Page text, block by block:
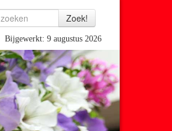
Bijgewerkt: 9 augustus 2026